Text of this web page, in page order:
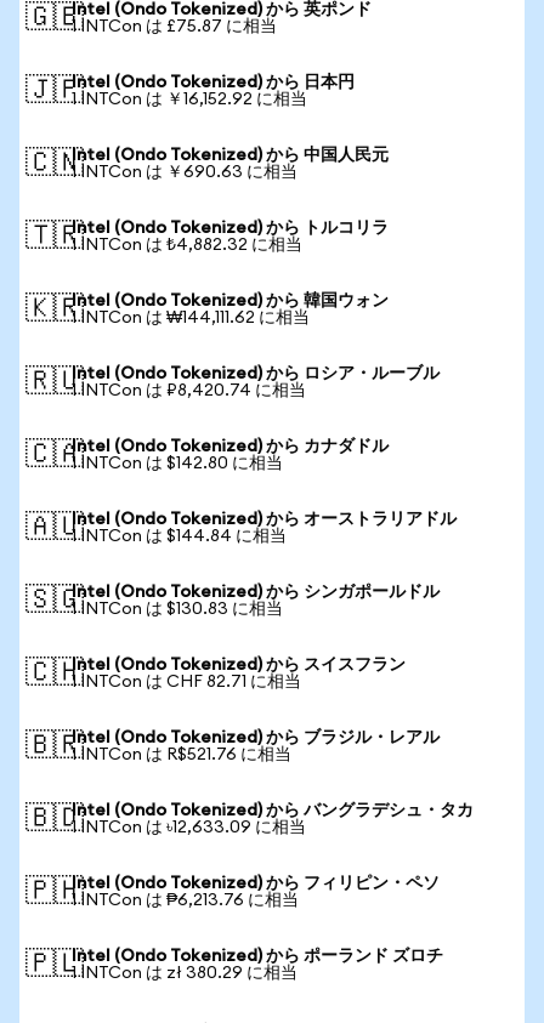
🇬🇧Intel (Ondo Tokenized) から 英ポンド
1 INTCon は £75.87 に相当
🇯🇵Intel (Ondo Tokenized) から 日本円
1 INTCon は ￥16,152.92 に相当
🇨🇳Intel (Ondo Tokenized) から 中国人民元
1 INTCon は ￥690.63 に相当
🇹🇷Intel (Ondo Tokenized) から トルコリラ
1 INTCon は ₺4,882.32 に相当
🇰🇷Intel (Ondo Tokenized) から 韓国ウォン
1 INTCon は ₩144,111.62 に相当
🇷🇺Intel (Ondo Tokenized) から ロシア・ルーブル
1 INTCon は ₽8,420.74 に相当
🇨🇦Intel (Ondo Tokenized) から カナダドル
1 INTCon は $142.80 に相当
🇦🇺Intel (Ondo Tokenized) から オーストラリアドル
1 INTCon は $144.84 に相当
🇸🇬Intel (Ondo Tokenized) から シンガポールドル
1 INTCon は $130.83 に相当
🇨🇭Intel (Ondo Tokenized) から スイスフラン
1 INTCon は CHF 82.71 に相当
🇧🇷Intel (Ondo Tokenized) から ブラジル・レアル
1 INTCon は R$521.76 に相当
🇧🇩Intel (Ondo Tokenized) から バングラデシュ・タカ
1 INTCon は ৳12,633.09 に相当
🇵🇭Intel (Ondo Tokenized) から フィリピン・ペソ
1 INTCon は ₱6,213.76 に相当
🇵🇱Intel (Ondo Tokenized) から ポーランド ズロチ
1 INTCon は zł 380.29 に相当